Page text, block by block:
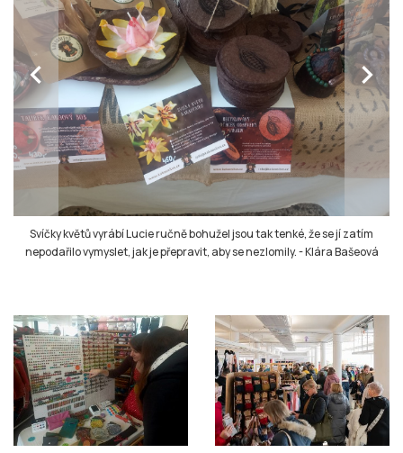
chevron_left chevron_right
Svíčky květů vyrábí Lucie ručně bohužel jsou tak tenké, že se jí zatím
nepodařilo vymyslet, jak je přepravit, aby se nezlomily.-Klára Bašeová